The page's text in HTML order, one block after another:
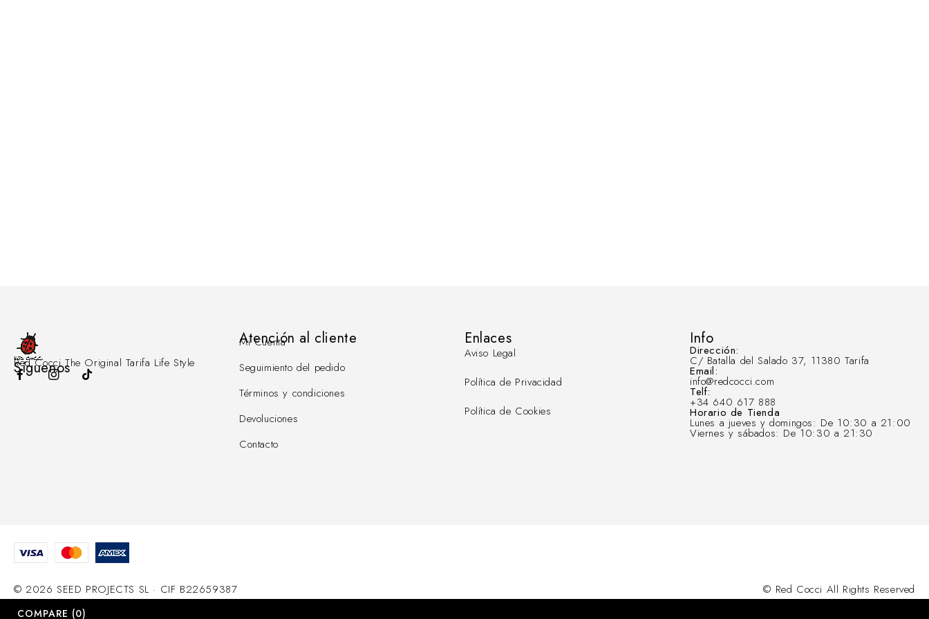
Red Cocci The Original Tarifa Life Style
Síguenos
Atención al cliente
Mi Cuenta
Seguimiento del pedido
Términos y condiciones
Devoluciones
Contacto
Enlaces
Aviso Legal
Política de Privacidad
Política de Cookies
Info
Dirección:
C/ Batalla del Salado 37, 11380 Tarifa
Email:
info@redcocci.com
Telf:
+34 640 617 888
Horario de Tienda
Lunes a jueves y domingos: De 10:30 a 21:00
Viernes y sábados: De 10:30 a 21:30
© 2026 SEED PROJECTS SL · CIF B22659387 © Red Cocci All Rights Reserved
COMPARE (0)